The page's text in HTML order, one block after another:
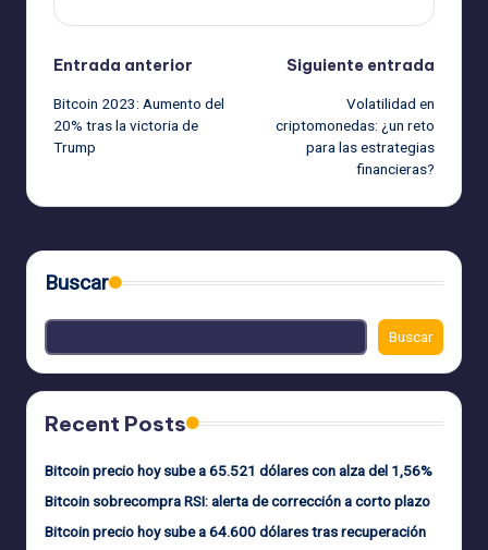
Navegación
de
entradas
Entrada anterior
Bitcoin 2023: Aumento del
20% tras la victoria de
Trump
Siguiente entrada
Volatilidad en
criptomonedas: ¿un reto
para las estrategias
financieras?
Buscar
Buscar
Recent Posts
Bitcoin precio hoy sube a 65.521 dólares con alza del 1,56%
Bitcoin sobrecompra RSI: alerta de corrección a corto plazo
Bitcoin precio hoy sube a 64.600 dólares tras recuperación